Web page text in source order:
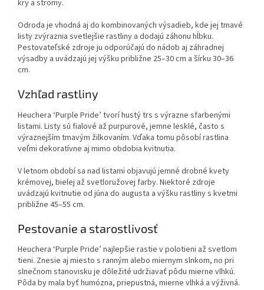
kry a stromy.
Odroda je vhodná aj do kombinovaných výsadieb, kde jej tmavé
listy zvýraznia svetlejšie rastliny a dodajú záhonu hĺbku.
Pestovateľské zdroje ju odporúčajú do nádob aj záhradnej
výsadby a uvádzajú jej výšku približne 25–30 cm a šírku 30–36
cm.
Vzhľad rastliny
Heuchera ‘Purple Pride’ tvorí hustý trs s výrazne sfarbenými
listami. Listy sú fialové až purpurové, jemne lesklé, často s
výraznejším tmavým žilkovaním. Vďaka tomu pôsobí rastlina
veľmi dekoratívne aj mimo obdobia kvitnutia.
V letnom období sa nad listami objavujú jemné drobné kvety
krémovej, bielej až svetloružovej farby. Niektoré zdroje
uvádzajú kvitnutie od júna do augusta a výšku rastliny s kvetmi
približne 45–55 cm.
Pestovanie a starostlivosť
Heuchera ‘Purple Pride’ najlepšie rastie v polotieni až svetlom
tieni. Znesie aj miesto s ranným alebo miernym slnkom, no pri
slnečnom stanovisku je dôležité udržiavať pôdu mierne vlhkú.
Pôda by mala byť humózna, priepustná, mierne vlhká a výživná.